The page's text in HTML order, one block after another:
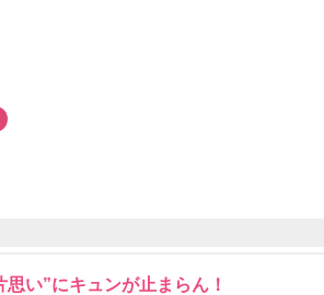
い”にキュンが止まらん！